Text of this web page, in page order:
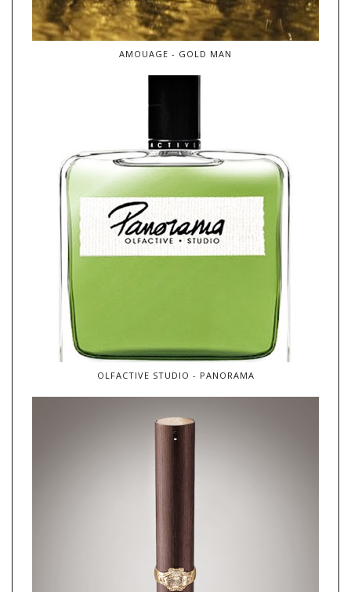
AMOUAGE - GOLD MAN
OLFACTIVE STUDIO - PANORAMA